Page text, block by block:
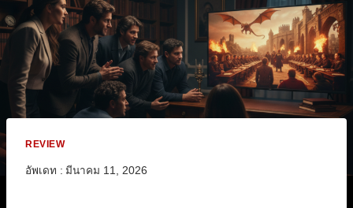
REVIEW
อัพเดท : มีนาคม 11, 2026